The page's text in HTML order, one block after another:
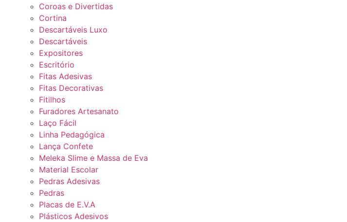
Coroas e Divertidas
Cortina
Descartáveis Luxo
Descartáveis
Expositores
Escritório
Fitas Adesivas
Fitas Decorativas
Fitilhos
Furadores Artesanato
Laço Fácil
Linha Pedagógica
Lança Confete
Meleka Slime e Massa de Eva
Material Escolar
Pedras Adesivas
Pedras
Placas de E.V.A
Plásticos Adesivos